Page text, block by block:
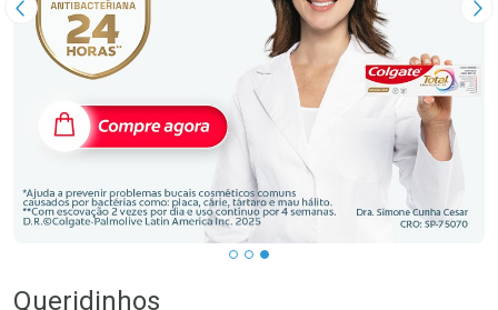
Imagem Anterior
Queridinhos